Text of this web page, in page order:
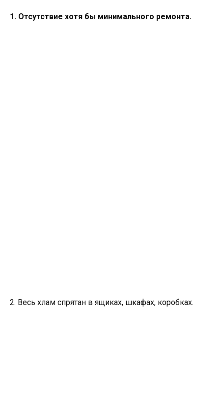
1. Отсутствие хотя бы минимального ремонта.
2. Весь хлам спрятан в ящиках, шкафах, коробках.